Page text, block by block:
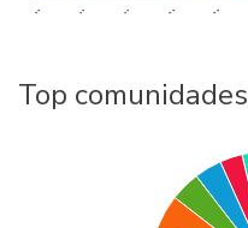
.. .. .. .. ..
Top comunidades